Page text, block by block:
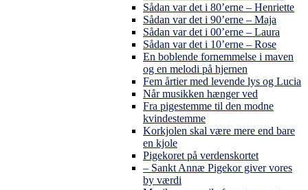
Sådan var det i 80’erne – Henriette
Sådan var det i 90’erne – Maja
Sådan var det i 00’erne – Laura
Sådan var det i 10’erne – Rose
En boblende fornemmelse i maven
og en melodi på hjernen
Fem årtier med levende lys og Lucia
Når musikken hænger ved
Fra pigestemme til den modne
kvindestemme
Korkjolen skal være mere end bare
en kjole
Pigekoret på verdenskortet
– Sankt Annæ Pigekor giver vores
by værdi